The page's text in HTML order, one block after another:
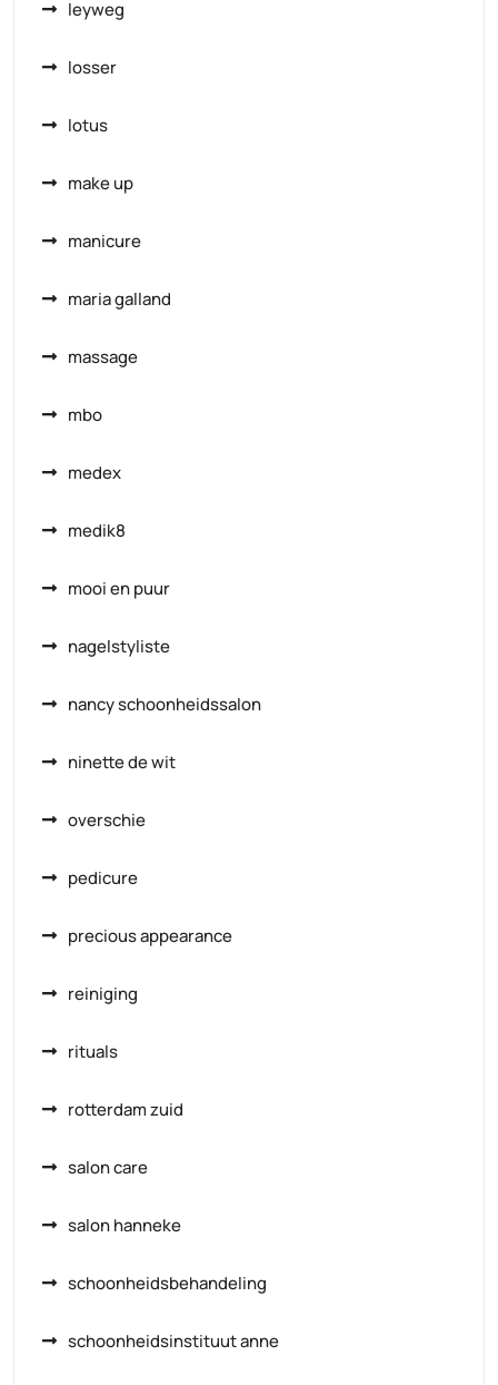
leyweg
losser
lotus
make up
manicure
maria galland
massage
mbo
medex
medik8
mooi en puur
nagelstyliste
nancy schoonheidssalon
ninette de wit
overschie
pedicure
precious appearance
reiniging
rituals
rotterdam zuid
salon care
salon hanneke
schoonheidsbehandeling
schoonheidsinstituut anne